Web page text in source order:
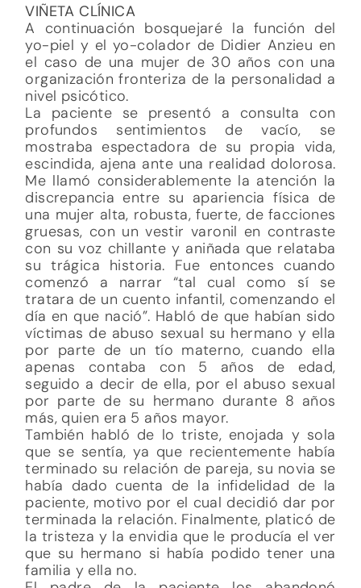
VIÑETA CLÍNICA
A continuación bosquejaré la función del
yo-piel y el yo-colador de Didier Anzieu en
el caso de una mujer de 30 años con una
organización fronteriza de la personalidad a
nivel psicótico.
La paciente se presentó a consulta con
profundos sentimientos de vacío, se
mostraba espectadora de su propia vida,
escindida, ajena ante una realidad dolorosa.
Me llamó considerablemente la atención la
discrepancia entre su apariencia física de
una mujer alta, robusta, fuerte, de facciones
gruesas, con un vestir varonil en contraste
con su voz chillante y aniñada que relataba
su trágica historia. Fue entonces cuando
comenzó a narrar “tal cual como sí se
tratara de un cuento infantil, comenzando el
día en que nació”. Habló de que habían sido
víctimas de abuso sexual su hermano y ella
por parte de un tío materno, cuando ella
apenas contaba con 5 años de edad,
seguido a decir de ella, por el abuso sexual
por parte de su hermano durante 8 años
más, quien era 5 años mayor.
También habló de lo triste, enojada y sola
que se sentía, ya que recientemente había
terminado su relación de pareja, su novia se
había dado cuenta de la infidelidad de la
paciente, motivo por el cual decidió dar por
terminada la relación. Finalmente, platicó de
la tristeza y la envidia que le producía el ver
que su hermano si había podido tener una
familia y ella no.